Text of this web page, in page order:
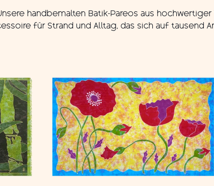
handbemalten Batik-Pareos aus
für Strand und Alltag, das sich auf tausend